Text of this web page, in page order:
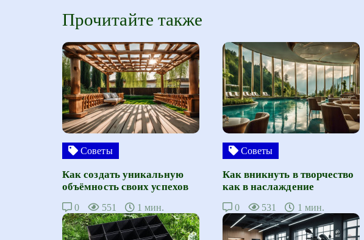
Прочитайте также
Советы
Как создать уникальную
объёмность своих успехов
0 551 1 мин.
Советы
Как вникнуть в творчество
как в наслаждение
0 531 1 мин.